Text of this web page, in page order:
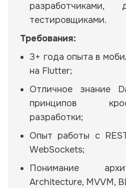
разработчиками,
тестировщиками.
Требования:
3+ года опыта в
на Flutter;
Отличное знание
принципов
разработки;
Опыт работы с
WebSockets;
Понимание
Architecture, MVVM,